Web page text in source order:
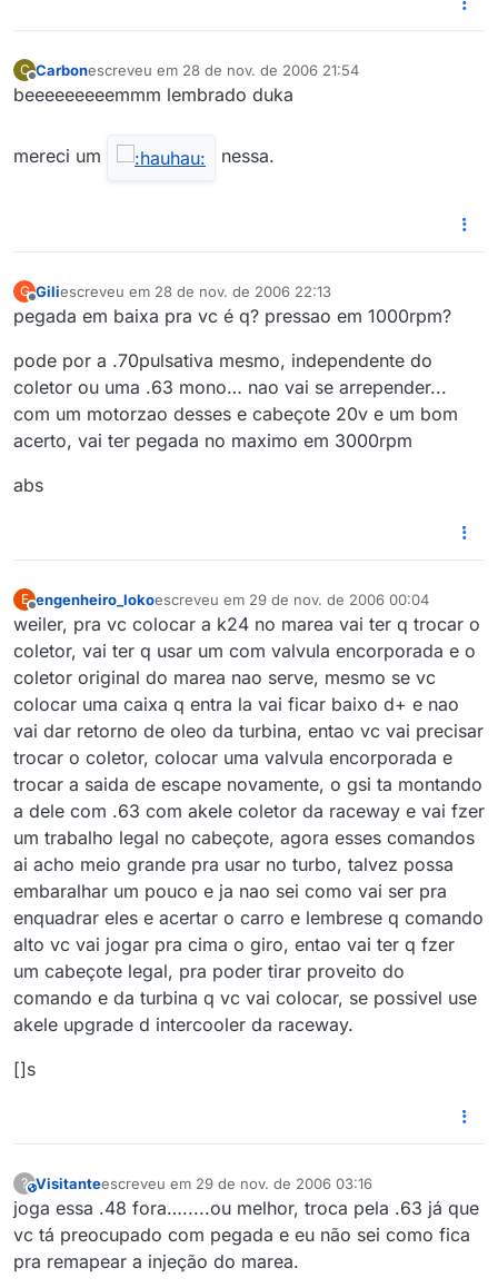
C Carbonescreveu em 28 de nov. de 2006 21:54
última edição por
beeeeeeeeemmm lembrado duka
mereci um nessa.
G
Offline
Giliescreveu em 28 de nov. de 2006 22:13
última edição por
pegada em baixa pra vc é q? pressao em 1000rpm?
pode por a .70pulsativa mesmo, independente do
coletor ou uma .63 mono… nao vai se arrepender...
com um motorzao desses e cabeçote 20v e um bom
acerto, vai ter pegada no maximo em 3000rpm
abs
E
Offline
engenheiro_lokoescreveu em 29 de nov. de 2006 00:04
última edição por
weiler, pra vc colocar a k24 no marea vai ter q trocar o
coletor, vai ter q usar um com valvula encorporada e o
coletor original do marea nao serve, mesmo se vc
colocar uma caixa q entra la vai ficar baixo d+ e nao
vai dar retorno de oleo da turbina, entao vc vai precisar
trocar o coletor, colocar uma valvula encorporada e
trocar a saida de escape novamente, o gsi ta montando
a dele com .63 com akele coletor da raceway e vai fzer
um trabalho legal no cabeçote, agora esses comandos
ai acho meio grande pra usar no turbo, talvez possa
embaralhar um pouco e ja nao sei como vai ser pra
enquadrar eles e acertar o carro e lembrese q comando
alto vc vai jogar pra cima o giro, entao vai ter q fzer
um cabeçote legal, pra poder tirar proveito do
comando e da turbina q vc vai colocar, se possivel use
akele upgrade d intercooler da raceway.
[]s
?This user is from outside of this forum
Visitanteescreveu em 29 de nov. de 2006 03:16
última edição por
joga essa .48 fora….....ou melhor, troca pela .63 já que
vc tá preocupado com pegada e eu não sei como fica
pra remapear a injeção do marea.